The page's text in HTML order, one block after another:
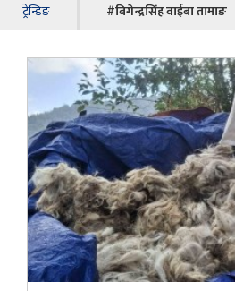
ट्रेन्डिङ #बिगेन्द्रसिंह वाईबा तामाङ